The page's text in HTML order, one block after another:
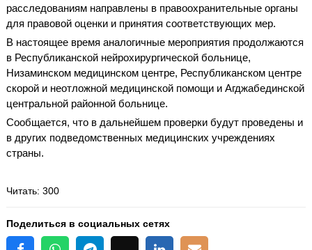
расследованиям направлены в правоохранительные органы
для правовой оценки и принятия соответствующих мер.
В настоящее время аналогичные мероприятия продолжаются
в Республиканской нейрохирургической больнице,
Низаминском медицинском центре, Республиканском центре
скорой и неотложной медицинской помощи и Агджабединской
центральной районной больнице.
Сообщается, что в дальнейшем проверки будут проведены и
в других подведомственных медицинских учреждениях
страны.
Читать: 300
Поделиться в социальных сетях